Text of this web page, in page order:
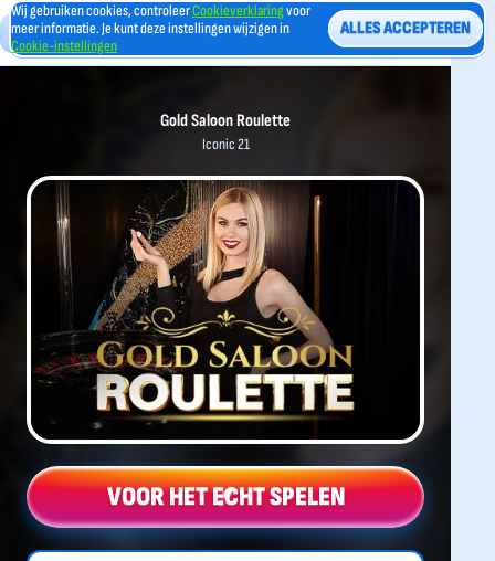
Gold Saloon Roulette
Iconic 21
VOOR HET ECHT SPELEN
Wij gebruiken cookies, controleerCookieverklaringvoor
meer informatie. Je kunt deze instellingen wijzigen in
Cookie-instellingen
ALLES ACCEPTEREN